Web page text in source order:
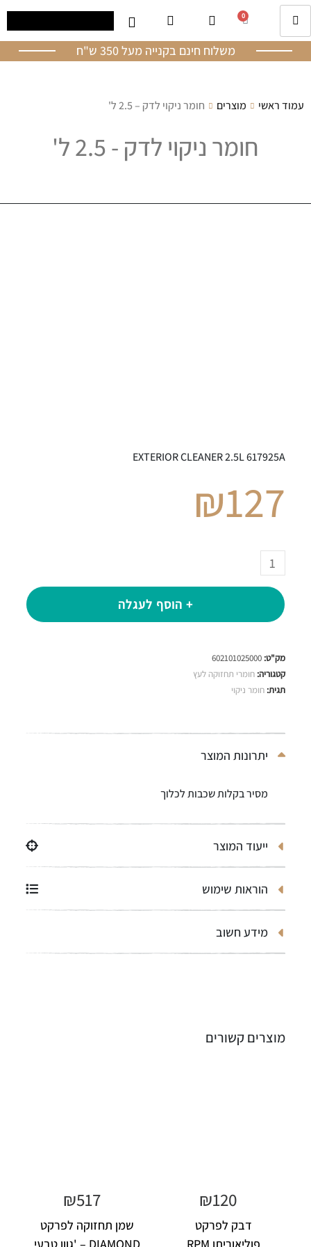
0
משלוח חינם בקנייה מעל 350 ש"ח
עמוד ראשי מוצרים חומר ניקוי לדק – 2.5 ל'
חומר ניקוי לדק - 2.5 ל'
EXTERIOR CLEANER 2.5L 617925A
₪127
+ הוסף לעגלה
מק"ט:602101025000
קטגוריה:חומרי תחזוקה לעץ
תגית:חומר ניקוי
יתרונות המוצר
מסיר בקלות שכבות לכלוך
ייעוד המוצר
הוראות שימוש
מידע חשוב
מוצרים קשורים
דבק לפרקט
פוליאוריתן RPM
₪120
שמן תחזוקה לפרקט
DIAMOND – 'גוון טבעי
₪517